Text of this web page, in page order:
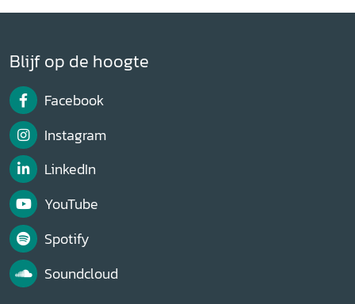
Blijf op de hoogte
Facebook
Instagram
LinkedIn
YouTube
Spotify
Soundcloud